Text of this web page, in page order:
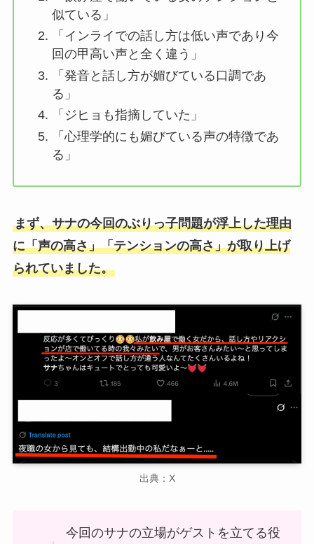
似ている」
「インライでの話し方は低い声であり今
回の甲高い声と全く違う」
「発音と話し方が媚びている口調であ
る」
「ジヒョも指摘していた」
「心理学的にも媚びている声の特徴であ
る」
まず、サナの今回のぶりっ子問題が浮上した理由
に「声の高さ」「テンションの高さ」が取り上げ
られていました。
出典：X
今回のサナの立場がゲストを立てる役